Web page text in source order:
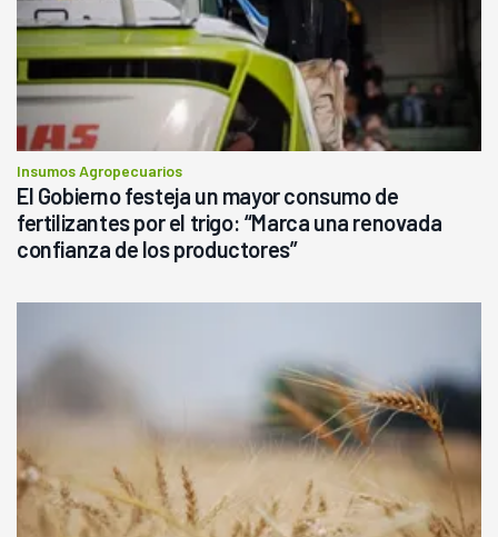
Insumos Agropecuarios
El Gobierno festeja un mayor consumo de
fertilizantes por el trigo: “Marca una renovada
confianza de los productores”